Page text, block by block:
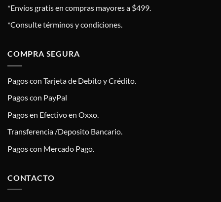
*Envíos gratis en compras mayores a $499.
*Consulte términos y condiciones.
COMPRA SEGURA
Pagos con Tarjeta de Debito y Crédito.
Pagos con PayPal
Pagos en Efectivo en Oxxo.
Transferencia /Deposito Bancario.
Pagos con Mercado Pago.
CONTACTO